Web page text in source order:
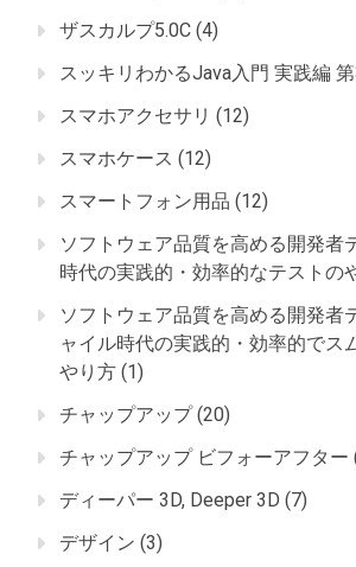
ザスカルプ5.0C (4)
スッキリわかるJava入門 実践編
スマホアクセサリ (12)
スマホケース (12)
スマートフォン用品 (12)
ソフトウェア品質を高める開発者
時代の実践的・効率的なテストの
ソフトウェア品質を高める開発者
ャイル時代の実践的・効率的でス
やり方 (1)
チャップアップ(20)
チャップアップ ビフォーアフター
ディーパー 3D, Deeper 3D (7)
デザイン (3)